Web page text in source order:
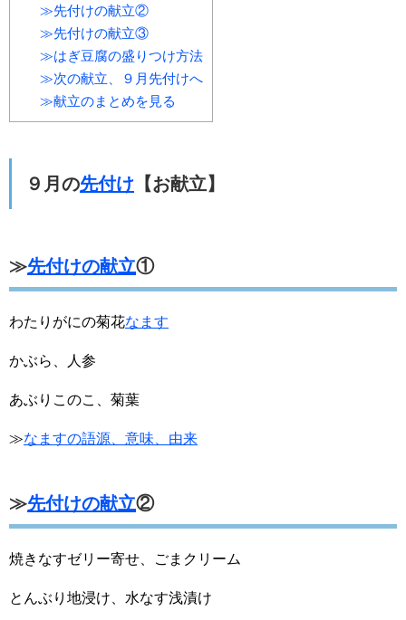
≫先付けの献立②
≫先付けの献立③
≫はぎ豆腐の盛りつけ方法
≫次の献立、９月先付けへ
≫献立のまとめを見る
９月の先付け 【お献立】
≫先付けの献立①
わたりがにの菊花なます
かぶら、人参
あぶりこのこ、菊葉
≫なますの語源、意味、由来
≫先付けの献立②
焼きなすゼリー寄せ、ごまクリーム
とんぶり地浸け、水なす浅漬け